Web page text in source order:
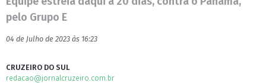
pelo Grupo E
04 de Julho de 2023 às 16:23
CRUZEIRO DO SUL
redacao@jornalcruzeiro.com.br